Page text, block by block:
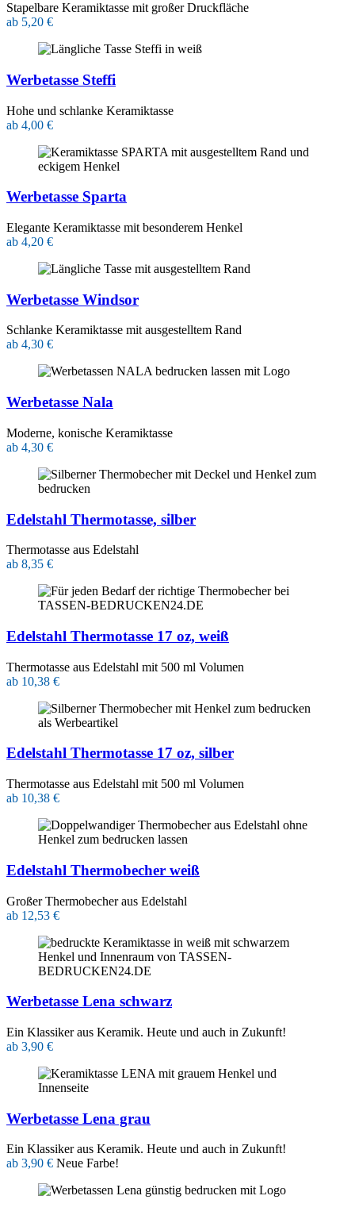
Stapelbare Keramiktasse mit großer Druckfläche
ab 5,20 €
Werbetasse Steffi
Hohe und schlanke Keramiktasse
ab 4,00 €
Werbetasse Sparta
Elegante Keramiktasse mit besonderem Henkel
ab 4,20 €
Werbetasse Windsor
Schlanke Keramiktasse mit ausgestelltem Rand
ab 4,30 €
Werbetasse Nala
Moderne, konische Keramiktasse
ab 4,30 €
Edelstahl Thermotasse, silber
Thermotasse aus Edelstahl
ab 8,35 €
Edelstahl Thermotasse 17 oz, weiß
Thermotasse aus Edelstahl mit 500 ml Volumen
ab 10,38 €
Edelstahl Thermotasse 17 oz, silber
Thermotasse aus Edelstahl mit 500 ml Volumen
ab 10,38 €
Edelstahl Thermobecher weiß
Großer Thermobecher aus Edelstahl
ab 12,53 €
Werbetasse Lena schwarz
Ein Klassiker aus Keramik. Heute und auch in Zukunft!
ab 3,90 €
Werbetasse Lena grau
Ein Klassiker aus Keramik. Heute und auch in Zukunft!
ab 3,90 € Neue Farbe!